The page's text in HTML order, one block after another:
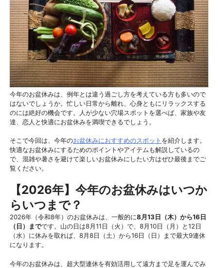
今年のお盆休みは、例年とは違う過ごし方を考えている方も多いので
はないでしょうか。忙しい日常から離れ、心身ともにリラックスする
のには絶好の機会です。人が少ない穴場スポットを選べば、家族や友
達、恋人と快適にお盆休みを満喫できるでしょう。
そこで今回は、今年のお盆休みにおすすめのスポット を紹介します。
快適なお盆休みにするためのポイントやアイテムも解説しているの
で、混雑や暑さを避けて楽しいお盆休みにしたい方はぜひ最後までご
覧ください。
【2026年】今年のお盆休みはいつか
らいつまで？
2026年（令和8年）のお盆休みは、一般的に8月13日（木）から16日
（日）までです。山の日は8月11日（火）で、8月10日（月）と12日
（水）に休みを取れば、8月8日（土）から16日（日）まで最大9連休
になります。
今年のお盆休みは、超大型連休を有効活用して遠方まで足を運んでみ